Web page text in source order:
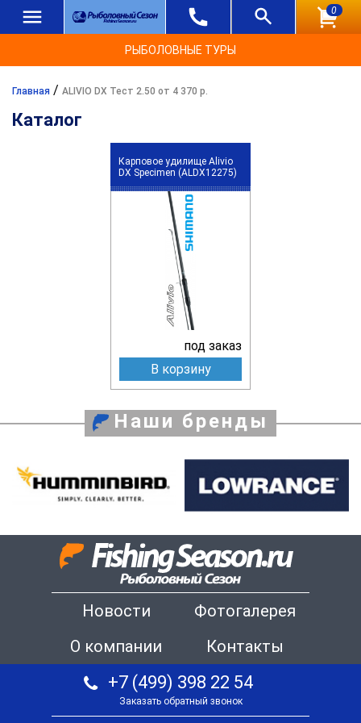
0
РЫБОЛОВНЫЕ ТУРЫ
Главная / ALIVIO DX Тест 2.50 от 4 370 р.
Каталог
Карповое удилище Alivio
DX Specimen (ALDX12275)
под заказ
В корзину
Наши бренды
Новости
Фотогалерея
О компании
Контакты
+7 (499) 398 22 54
Заказать обратный звонок